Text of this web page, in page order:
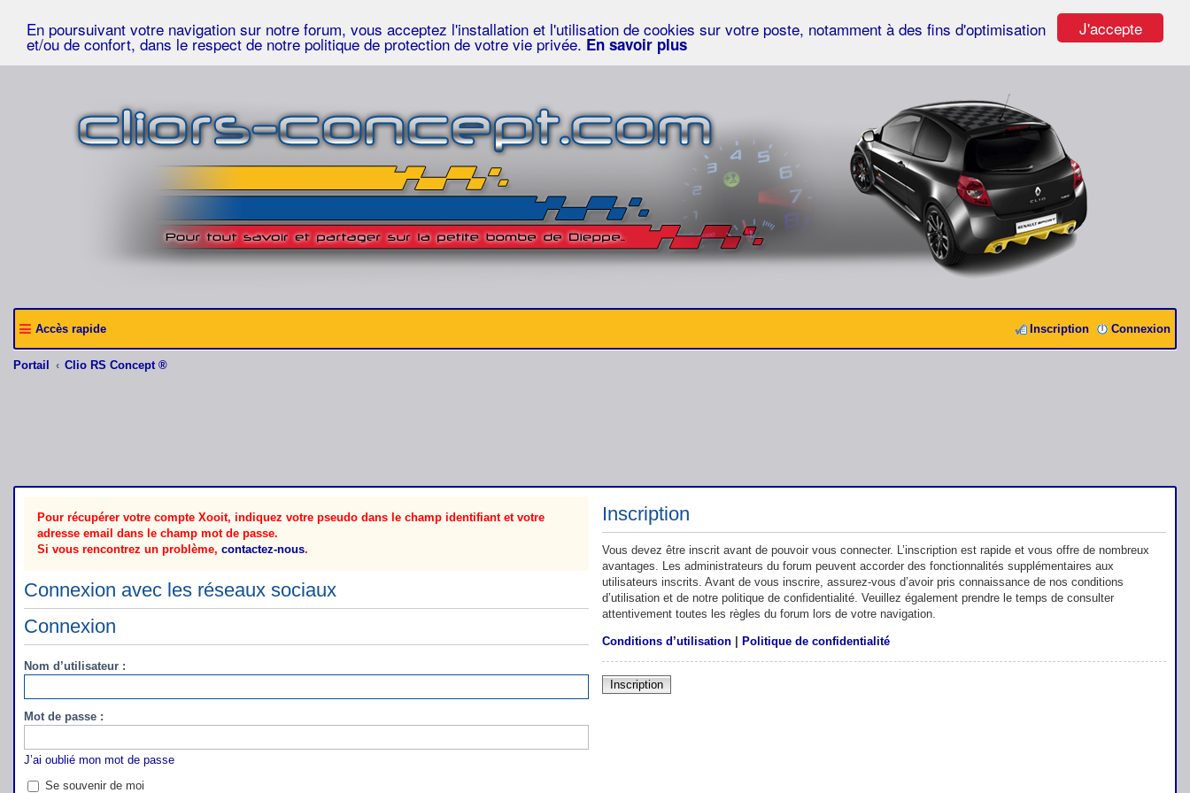
J'accepte
En poursuivant votre navigation sur notre forum, vous acceptez l'installation et l'utilisation de cookies sur votre poste, notamment à des fins d'optimisation
et/ou de confort, dans le respect de notre politique de protection de votre vie privée. En savoir plus
Accès rapide Connexion
Inscription
Portail Clio RS Concept ®
Pour récupérer votre compte Xooit, indiquez votre pseudo dans le champ identifiant et votre
adresse email dans le champ mot de passe.
Si vous rencontrez un problème, contactez-nous.
Connexion avec les réseaux sociaux
Connexion
Nom d’utilisateur :
Mot de passe :
J’ai oublié mon mot de passe
Se souvenir de moi
Inscription
Vous devez être inscrit avant de pouvoir vous connecter. L’inscription est rapide et vous offre de nombreux
avantages. Les administrateurs du forum peuvent accorder des fonctionnalités supplémentaires aux
utilisateurs inscrits. Avant de vous inscrire, assurez-vous d’avoir pris connaissance de nos conditions
d’utilisation et de notre politique de confidentialité. Veuillez également prendre le temps de consulter
attentivement toutes les règles du forum lors de votre navigation.
Conditions d’utilisation| Politique de confidentialité
Inscription